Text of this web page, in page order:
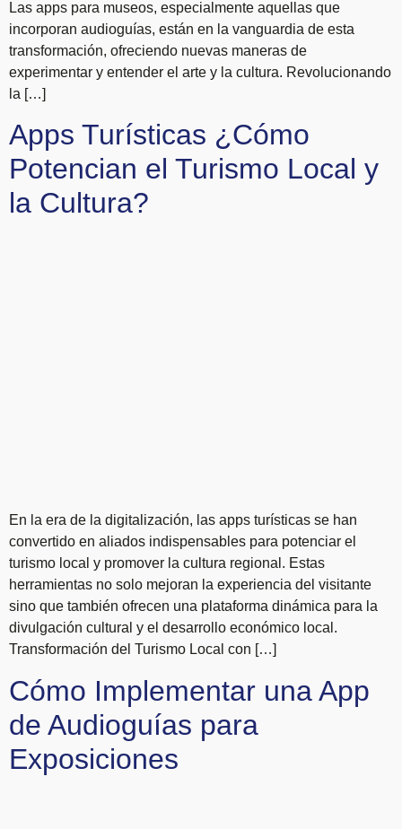
Las apps para museos, especialmente aquellas que
incorporan audioguías, están en la vanguardia de esta
transformación, ofreciendo nuevas maneras de
experimentar y entender el arte y la cultura. Revolucionando
la […]
Apps Turísticas ¿Cómo
Potencian el Turismo Local y
la Cultura?
En la era de la digitalización, las apps turísticas se han
convertido en aliados indispensables para potenciar el
turismo local y promover la cultura regional. Estas
herramientas no solo mejoran la experiencia del visitante
sino que también ofrecen una plataforma dinámica para la
divulgación cultural y el desarrollo económico local.
Transformación del Turismo Local con […]
Cómo Implementar una App
de Audioguías para
Exposiciones